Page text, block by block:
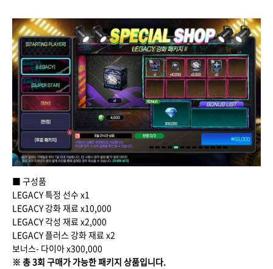
■ 구성품
LEGACY 특정 선수 x1
LEGACY 강화 재료 x10,000
LEGACY 각성 재료 x2,000
LEGACY 플러스 강화 재료 x2
보너스- 다이아 x300,000
※ 총 3회 구매가 가능한 패키지 상품입니다.